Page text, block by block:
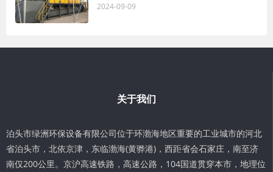
2024-09-09
关于我们
泊头市绿洲环保设备有限公司位于环渤海地区重要的工业城市的河北
省泊头市，北依京津，东临渤海(黄骅港)，西距省会石家庄，南至济
南仅200公里。京沪高速铁路，高速公路，104国道贯穿本市，地理位